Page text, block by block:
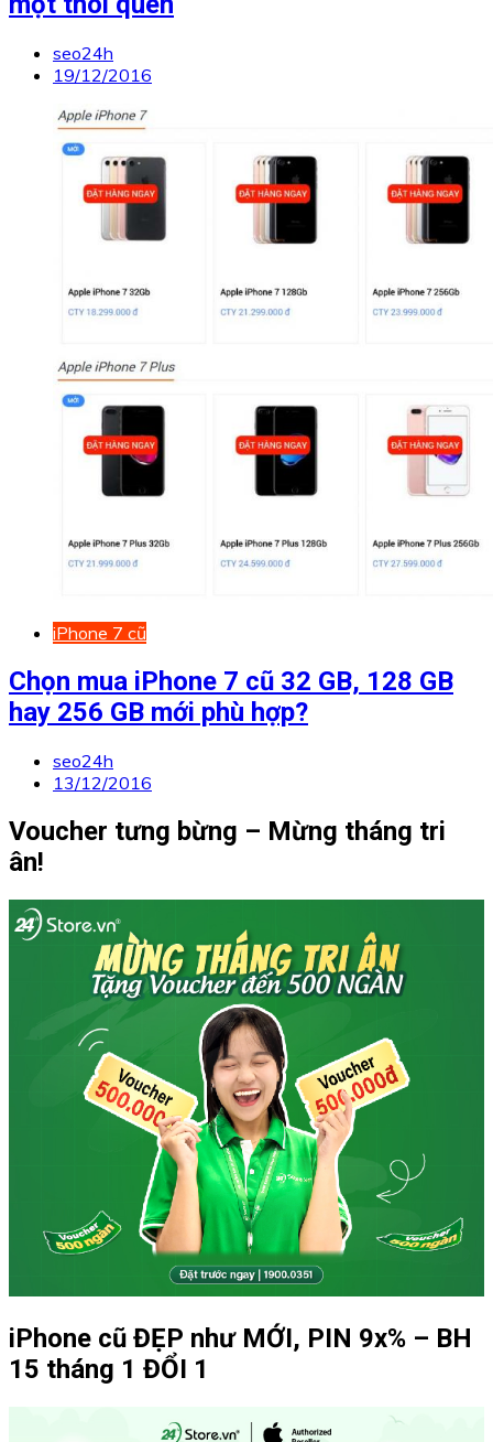
seo24h
19/12/2016
iPhone 7 cũ
Chọn mua iPhone 7 cũ 32 GB, 128 GB
hay 256 GB mới phù hợp?
seo24h
13/12/2016
Voucher tưng bừng – Mừng tháng tri
ân!
iPhone cũ ĐẸP như MỚI, PIN 9x% – BH
15 tháng 1 ĐỔI 1